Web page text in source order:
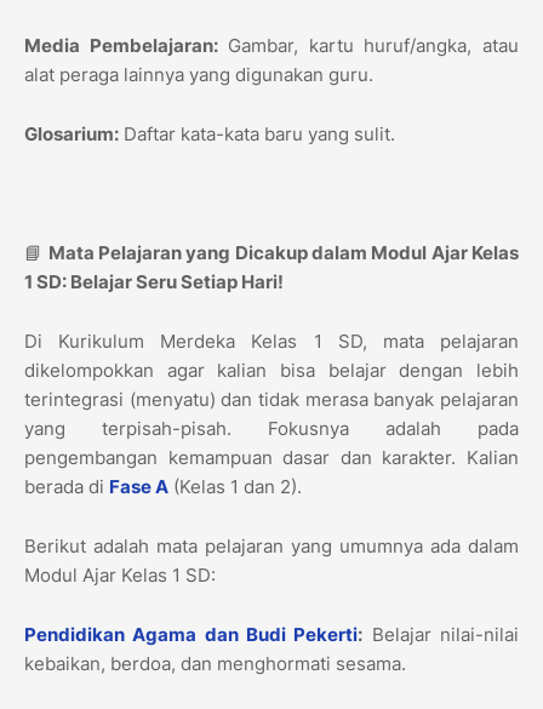
Media Pembelajaran:Gambar, kartu huruf/angka, atau
alat peraga lainnya yang digunakan guru.
Glosarium: Daftar kata-kata baru yang sulit.
📘 Mata Pelajaran yang Dicakup dalam Modul Ajar Kelas
1 SD: Belajar Seru Setiap Hari!
Di Kurikulum Merdeka Kelas 1 SD, mata pelajaran
dikelompokkan agar kalian bisa belajar dengan lebih
terintegrasi (menyatu) dan tidak merasa banyak pelajaran
yang terpisah-pisah. Fokusnya adalah pada
pengembangan kemampuan dasar dan karakter. Kalian
berada di Fase A (Kelas 1 dan 2).
Berikut adalah mata pelajaran yang umumnya ada dalam
Modul Ajar Kelas 1 SD:
Pendidikan Agama dan Budi Pekerti: Belajar nilai-nilai
kebaikan, berdoa, dan menghormati sesama.